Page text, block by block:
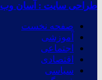
طراحی سایت : آسان وب
صفحه نخست
آموزشی
اجتماعی
اقتصادی
سیاسی